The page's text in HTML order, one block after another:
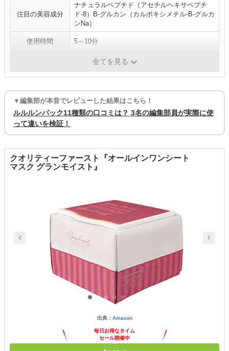
注目の美容成分
ナチュラルペプチド（アセチルヘキサペプチ
ド-8）B-グルカン（カルボキシメチル-B-グルカ
ンNa）
使用時間 5～10分
全てを見る
▼編集部が本音でレビューした結果はこちら！
ルルルンパック11種類の口コミは？ 3名の編集部員が実際に使
って違いを検証！
クオリティーファースト『オールインワンシート
マスク グランモイスト』
出典： Amazon
毎日お得なタイム
セール開催中